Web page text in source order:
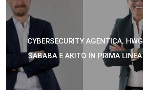
CYBERSECURITY AGENTICA, HWG
SABABA E AKITO IN PRIMA LINEA